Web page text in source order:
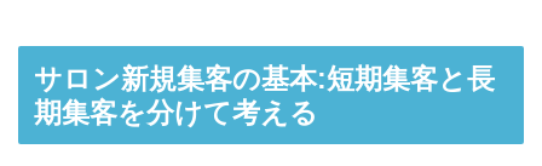
サロン新規集客の基本:短期集客と長
期集客を分けて考える